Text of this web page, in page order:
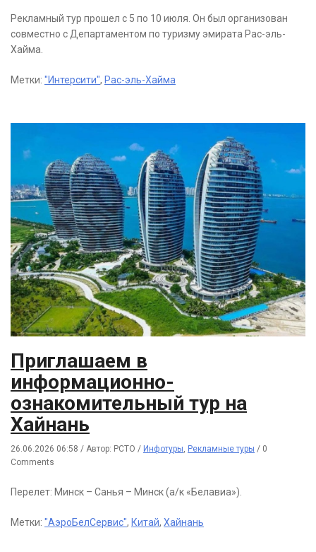
Рекламный тур прошел с 5 по 10 июля. Он был организован
совместно с Департаментом по туризму эмирата Рас-эль-
Хайма.
Метки: "Интерсити", Рас-эль-Хайма
Приглашаем в
информационно-
ознакомительный тур на
Хайнань
26.06.2026 06:58 / Автор: РСТО / Инфотуры, Рекламные туры / 0
Comments
Перелет: Минск – Санья – Минск (а/к «Белавиа»).
Метки: "АэроБелСервис", Китай, Хайнань